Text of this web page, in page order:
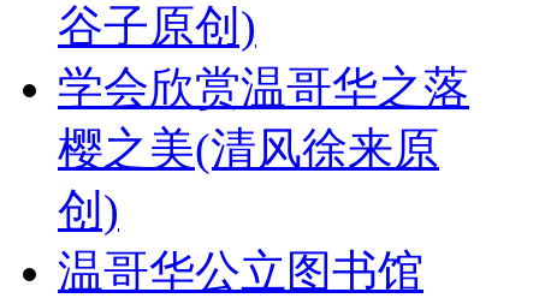
谷子原创)
学会欣赏温哥华之落
樱之美(清风徐来原
创)
温哥华公立图书馆